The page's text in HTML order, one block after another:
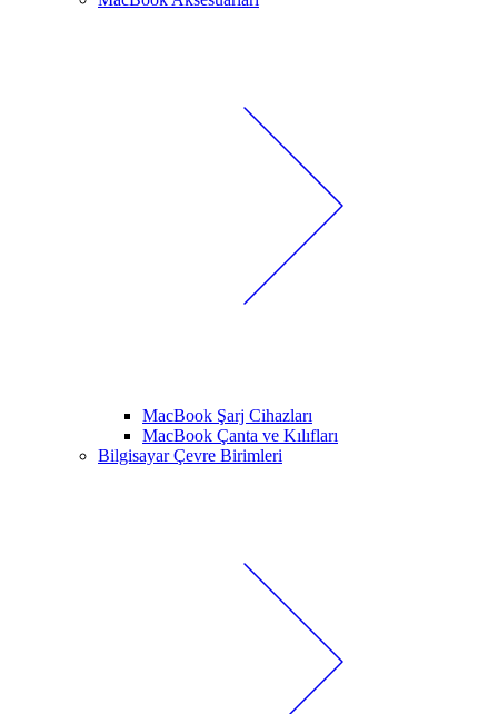
MacBook Şarj Cihazları
MacBook Çanta ve Kılıfları
Bilgisayar Çevre Birimleri